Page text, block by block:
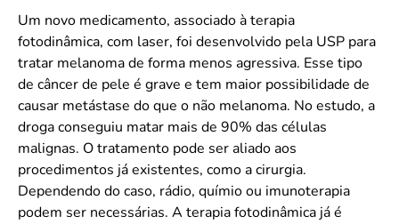
Consulta de Farmacêuticos e Estabelecimentos Inscritos no CRF/MS
Saúde Pública e Indígena
Calendário Eleitoral
Candidatos
Votação
Dúvidas Frequentes
Um novo medicamento, associado à terapia
fotodinâmica, com laser, foi desenvolvido pela USP para
tratar melanoma de forma menos agressiva. Esse tipo
de câncer de pele é grave e tem maior possibilidade de
causar metástase do que o não melanoma. No estudo, a
droga conseguiu matar mais de 90% das células
malignas. O tratamento pode ser aliado aos
procedimentos já existentes, como a cirurgia.
Dependendo do caso, rádio, químio ou imunoterapia
podem ser necessárias. A terapia fotodinâmica já é